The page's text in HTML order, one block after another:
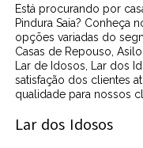
Está procurando por
Pindura Saia? Conheça
opções variadas do
Casas de Repouso,
Lar de Idosos, Lar dos
satisfação dos clientes
qualidade para nossos
Lar dos Idosos